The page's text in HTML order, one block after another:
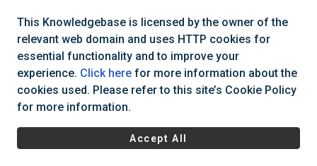
Kontaktujte nás
Všechna práva vyhrazena Cinema City Česká republika2026©
|
Ochrana osobních údajů a
This Knowledgebase is licensed by the owner of the
relevant web domain and uses HTTP cookies for
essential functionality and to improve your
experience. Click here for more information about the
cookies used. Please refer to this site’s Cookie Policy
for more information.
Accept All